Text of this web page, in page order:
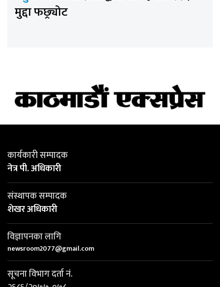
मुद्दा फछ्र्योट
कार्यकारी सम्पादक
नेत्र पी. अधिकारी
संस्थापक सम्पादक
शेखर अधिकारी
विज्ञापनका लागि
newsroom2077@gmail.com
सूचना विभाग दर्ता नं.